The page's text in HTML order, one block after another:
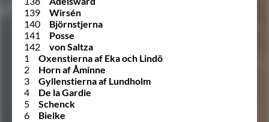
139
Wirsén
140
Björnstjerna
141
Posse
142
von Saltza
1
Oxenstierna af Eka och Lindö
2
Horn af Åminne
3
Gyllenstierna af Lundholm
4
De la Gardie
5
Schenck
6
Bielke